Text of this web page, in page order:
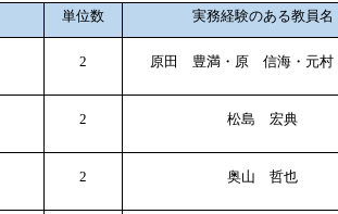
単位数 実務経験のある教員名
2 原田 豊満・原 信海・元
2 松島 宏典
2 奥山 哲也